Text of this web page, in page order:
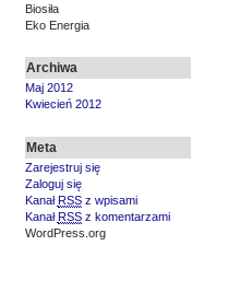
Biosiła
Eko Energia
Archiwa
Maj 2012
Kwiecień 2012
Meta
Zarejestruj się
Zaloguj się
Kanał RSSz wpisami
Kanał RSSz komentarzami
WordPress.org